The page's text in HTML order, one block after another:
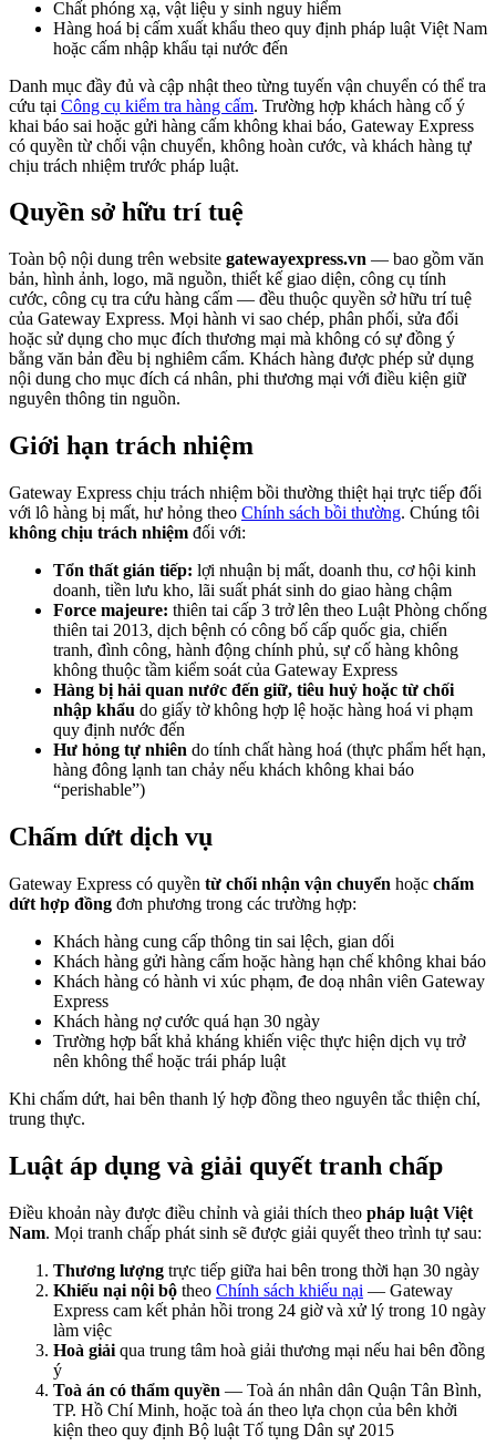
Chất phóng xạ, vật liệu y sinh nguy hiểm
Hàng hoá bị cấm xuất khẩu theo quy định pháp luật Việt Nam
hoặc cấm nhập khẩu tại nước đến
Danh mục đầy đủ và cập nhật theo từng tuyến vận chuyển có thể tra
cứu tại Công cụ kiểm tra hàng cấm. Trường hợp khách hàng cố ý
khai báo sai hoặc gửi hàng cấm không khai báo, Gateway Express
có quyền từ chối vận chuyển, không hoàn cước, và khách hàng tự
chịu trách nhiệm trước pháp luật.
Quyền sở hữu trí tuệ
Toàn bộ nội dung trên website gatewayexpress.vn — bao gồm văn
bản, hình ảnh, logo, mã nguồn, thiết kế giao diện, công cụ tính
cước, công cụ tra cứu hàng cấm — đều thuộc quyền sở hữu trí tuệ
của Gateway Express. Mọi hành vi sao chép, phân phối, sửa đổi
hoặc sử dụng cho mục đích thương mại mà không có sự đồng ý
bằng văn bản đều bị nghiêm cấm. Khách hàng được phép sử dụng
nội dung cho mục đích cá nhân, phi thương mại với điều kiện giữ
nguyên thông tin nguồn.
Giới hạn trách nhiệm
Gateway Express chịu trách nhiệm bồi thường thiệt hại trực tiếp đối
với lô hàng bị mất, hư hỏng theo Chính sách bồi thường. Chúng tôi
không chịu trách nhiệm đối với:
Tổn thất gián tiếp: lợi nhuận bị mất, doanh thu, cơ hội kinh
doanh, tiền lưu kho, lãi suất phát sinh do giao hàng chậm
Force majeure: thiên tai cấp 3 trở lên theo Luật Phòng chống
thiên tai 2013, dịch bệnh có công bố cấp quốc gia, chiến
tranh, đình công, hành động chính phủ, sự cố hàng không
không thuộc tầm kiểm soát của Gateway Express
Hàng bị hải quan nước đến giữ, tiêu huỷ hoặc từ chối
nhập khẩu do giấy tờ không hợp lệ hoặc hàng hoá vi phạm
quy định nước đến
Hư hỏng tự nhiên do tính chất hàng hoá (thực phẩm hết hạn,
hàng đông lạnh tan chảy nếu khách không khai báo
“perishable”)
Chấm dứt dịch vụ
Gateway Express có quyền từ chối nhận vận chuyển hoặc chấm
dứt hợp đồng đơn phương trong các trường hợp:
Khách hàng cung cấp thông tin sai lệch, gian dối
Khách hàng gửi hàng cấm hoặc hàng hạn chế không khai báo
Khách hàng có hành vi xúc phạm, đe doạ nhân viên Gateway
Express
Khách hàng nợ cước quá hạn 30 ngày
Trường hợp bất khả kháng khiến việc thực hiện dịch vụ trở
nên không thể hoặc trái pháp luật
Khi chấm dứt, hai bên thanh lý hợp đồng theo nguyên tắc thiện chí,
trung thực.
Luật áp dụng và giải quyết tranh chấp
Điều khoản này được điều chỉnh và giải thích theo pháp luật Việt
Nam. Mọi tranh chấp phát sinh sẽ được giải quyết theo trình tự sau:
Thương lượng trực tiếp giữa hai bên trong thời hạn 30 ngày
Khiếu nại nội bộ theo Chính sách khiếu nại — Gateway
Express cam kết phản hồi trong 24 giờ và xử lý trong 10 ngày
làm việc
Hoà giải qua trung tâm hoà giải thương mại nếu hai bên đồng
ý
Toà án có thẩm quyền — Toà án nhân dân Quận Tân Bình,
TP. Hồ Chí Minh, hoặc toà án theo lựa chọn của bên khởi
kiện theo quy định Bộ luật Tố tụng Dân sự 2015